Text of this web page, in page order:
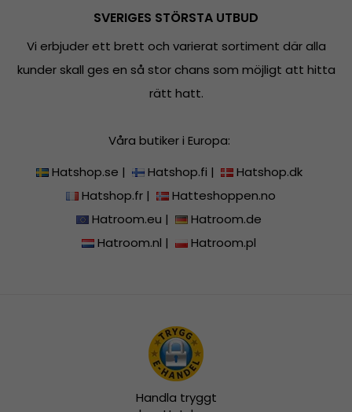
SVERIGES STÖRSTA UTBUD
Vi erbjuder ett brett och varierat sortiment där alla
kunder skall ges en så stor chans som möjligt att hitta
rätt hatt.
Våra butiker i Europa:
Hatshop.se | Hatshop.fi |
Hatshop.dk
Hatshop.fr|
Hatteshoppen.no
Hatroom.eu |
Hatroom.de
Hatroom.nl | Hatroom.pl
Handla tryggt